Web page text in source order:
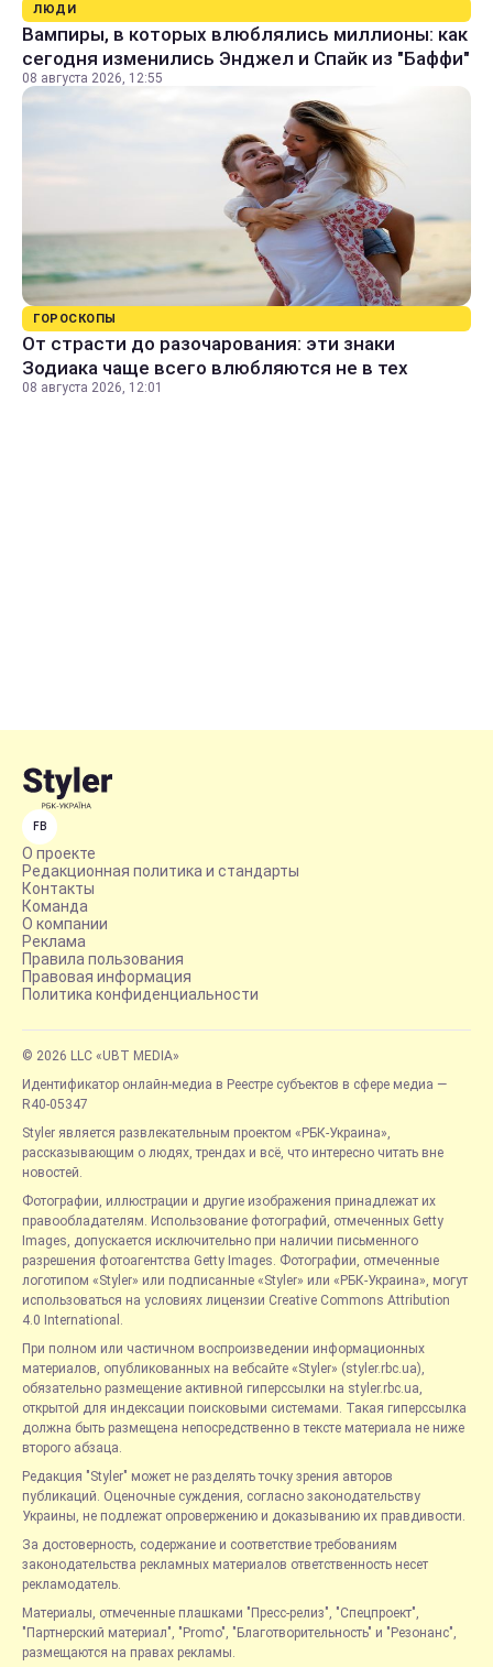
ЛЮДИ
Вампиры, в которых влюблялись миллионы: как
сегодня изменились Энджел и Спайк из "Баффи"
08 августа 2026, 12:55
ГОРОСКОПЫ
От страсти до разочарования: эти знаки
Зодиака чаще всего влюбляются не в тех
08 августа 2026, 12:01
FB
О проекте
Редакционная политика и стандарты
Контакты
Команда
О компании
Реклама
Правила пользования
Правовая информация
Политика конфиденциальности
© 2026 LLC «UBT MEDIA»
Идентификатор онлайн-медиа в Реестре субъектов в сфере медиа —
R40-05347
Styler является развлекательным проектом «РБК-Украина»,
рассказывающим о людях, трендах и всё, что интересно читать вне
новостей.
Фотографии, иллюстрации и другие изображения принадлежат их
правообладателям. Использование фотографий, отмеченных Getty
Images, допускается исключительно при наличии письменного
разрешения фотоагентства Getty Images. Фотографии, отмеченные
логотипом «Styler» или подписанные «Styler» или «РБК-Украина», могут
использоваться на условиях лицензии Creative Commons Attribution
4.0 International.
При полном или частичном воспроизведении информационных
материалов, опубликованных на вебсайте «Styler» (styler.rbc.ua),
обязательно размещение активной гиперссылки на styler.rbc.ua,
открытой для индексации поисковыми системами. Такая гиперссылка
должна быть размещена непосредственно в тексте материала не ниже
второго абзаца.
Редакция "Styler" может не разделять точку зрения авторов
публикаций. Оценочные суждения, согласно законодательству
Украины, не подлежат опровержению и доказыванию их правдивости.
За достоверность, содержание и соответствие требованиям
законодательства рекламных материалов ответственность несет
рекламодатель.
Материалы, отмеченные плашками "Пресс-релиз", "Спецпроект",
"Партнерский материал", "Promo", "Благотворительность" и "Резонанс",
размещаются на правах рекламы.